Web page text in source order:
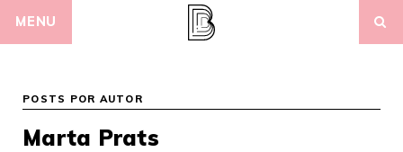
MENU
POSTS POR AUTOR
Marta Prats